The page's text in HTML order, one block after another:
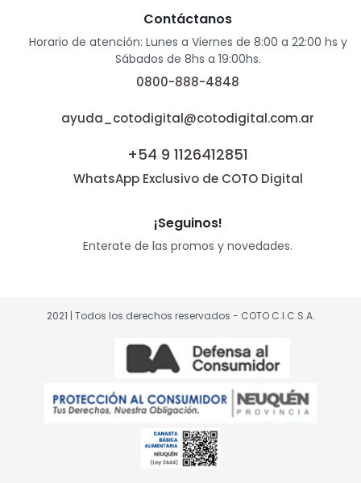
Contáctanos
Horario de atención: Lunes a Viernes de 8:00 a 22:00 hs y
Sábados de 8hs a 19:00hs.
0800-888-4848
ayuda_cotodigital@cotodigital.com.ar
+54 9 1126412851
WhatsApp Exclusivo de COTO Digital
¡Seguinos!
Enterate de las promos y novedades.
2021 | Todos los derechos reservados - COTO C.I.C.S.A.